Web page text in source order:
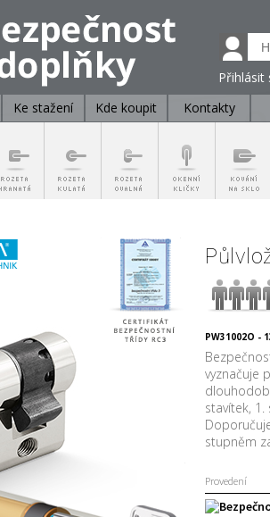
Přihlásit
Ke stažení Kde koupit Kontakty
PW31002O -
vyznačuje
stavítek,
stupněm
Provedení